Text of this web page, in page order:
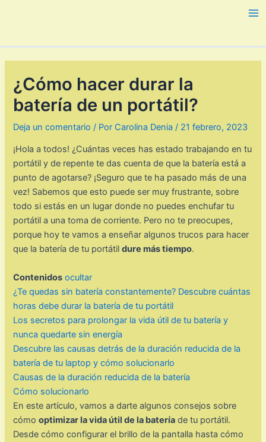
¿Cómo hacer durar la
batería de un portátil?
Deja un comentario / Por Carolina Denia/ 21 febrero, 2023
¡Hola a todos! ¿Cuántas veces has estado trabajando en tu
portátil y de repente te das cuenta de que la batería está a
punto de agotarse? ¡Seguro que te ha pasado más de una
vez! Sabemos que esto puede ser muy frustrante, sobre
todo si estás en un lugar donde no puedes enchufar tu
portátil a una toma de corriente. Pero no te preocupes,
porque hoy te vamos a enseñar algunos trucos para hacer
que la batería de tu portátildure más tiempo.
Contenidos ocultar
¿Te quedas sin batería constantemente? Descubre cuántas
horas debe durar la batería de tu portátil
Los secretos para prolongar la vida útil de tu batería y
nunca quedarte sin energía
Descubre las causas detrás de la duración reducida de la
batería de tu laptop y cómo solucionarlo
Causas de la duración reducida de la batería
Cómo solucionarlo
En este artículo, vamos a darte algunos consejos sobre
cómooptimizar la vida útil de la batería de tu portátil.
Desde cómo configurar el brillo de la pantalla hasta cómo